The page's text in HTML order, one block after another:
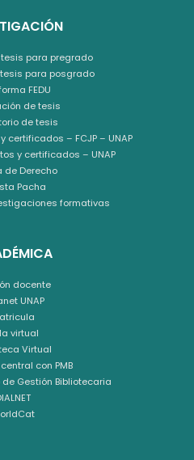
para pregrado
para posgrado
FEDU
de tesis
de tesis
certificados – FCJP – UNAP
y certificados – UNAP
de Derecho
Pacha
formativas
docente
UNAP
virtual
Virtual
con PMB
Gestión Bibliotecaria